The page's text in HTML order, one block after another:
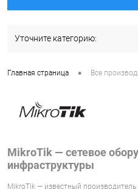
Уточните категорию:
Главная страница • Все
MikroTik — сетевое
инфраструктуры
MikroTik — известный производитель